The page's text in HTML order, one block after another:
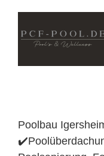
content
Poolbau